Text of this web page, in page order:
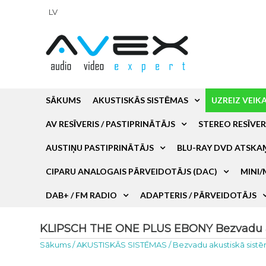
LV
SĀKUMS AKUSTISKĀS SISTĒMAS UZREIZ
AV RESĪVERIS / PASTIPRINĀTĀJS STEREO
AUSTIŅU PASTIPRINĀTĀJS BLU-RAY DVD
CIPARU ANALOGAIS PĀRVEIDOTĀJS (DAC) MINI/
DAB+ / FM RADIO ADAPTERIS / PĀRVEIDOTĀJS
KLIPSCH THE ONE PLUS EBONY
Sākums/AKUSTISKĀS SISTĒMAS /Bezvadu akustiskā